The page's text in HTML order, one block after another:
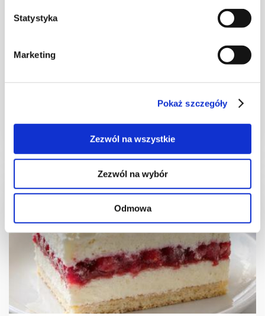
Statystyka
Marketing
Pokaż szczegóły
Zezwól na wszystkie
Zezwól na wybór
Odmowa
CIASTECZKA
1531 kcal